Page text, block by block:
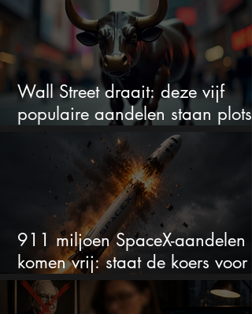
Wall Street draait: deze vijf
populaire aandelen staan plots
onder spanning
911 miljoen SpaceX-aandelen
komen vrij: staat de koers voor
een nieuwe crash?